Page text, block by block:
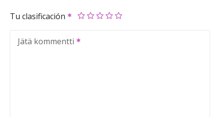
Tu clasificación
Jätä kommentti